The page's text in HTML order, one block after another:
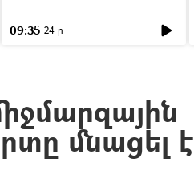
09:35 24 ր
մնացել է